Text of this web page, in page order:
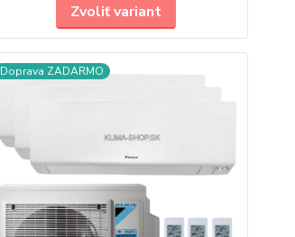
Zvoliť variant
Doprava ZADARMO